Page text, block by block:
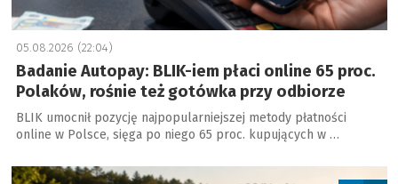
05.08.2026 (22:04)
Badanie Autopay: BLIK-iem płaci online 65 proc.
Polaków, rośnie też gotówka przy odbiorze
BLIK umocnił pozycję najpopularniejszej metody płatności
online w Polsce, sięga po niego 65 proc. kupujących w …
a